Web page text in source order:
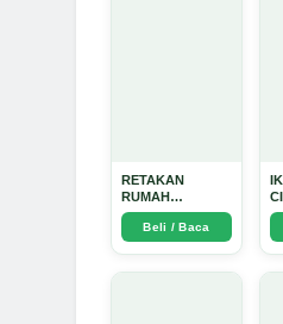
RETAKAN
RUMAH
TANGGA:
Sebuah
Perjalanan
Beli / Baca